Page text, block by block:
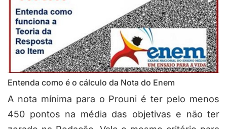
Entenda como é o cálculo da Nota do Enem
A nota mínima para o Prouni é ter pelo menos
450 pontos na média das objetivas e não ter